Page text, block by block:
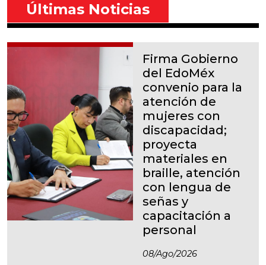
Últimas Noticias
Firma Gobierno
del EdoMéx
convenio para la
atención de
mujeres con
discapacidad;
proyecta
materiales en
braille, atención
con lengua de
señas y
capacitación a
personal
08/ago/2026